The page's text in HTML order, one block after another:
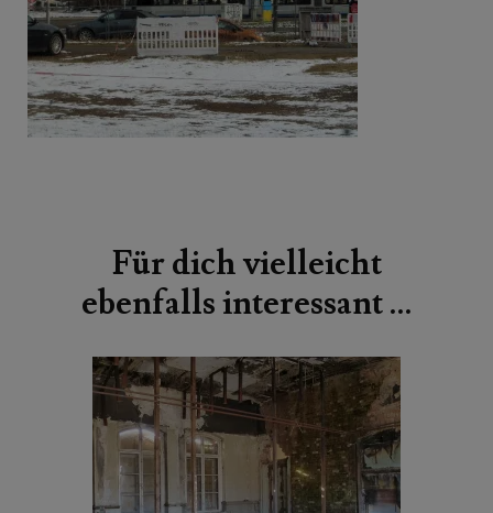
Für dich vielleicht
ebenfalls interessant …